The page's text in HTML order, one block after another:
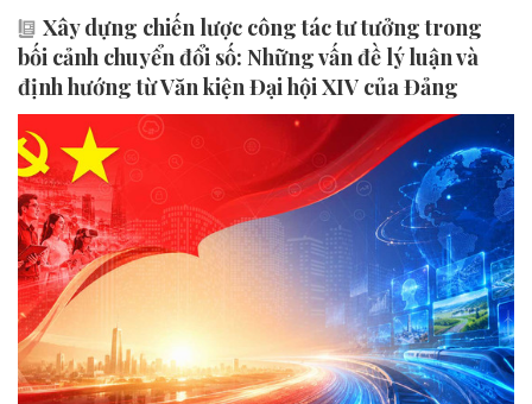
Xây dựng chiến lược công tác tư tưởng trong
bối cảnh chuyển đổi số: Những vấn đề lý luận và
định hướng từ Văn kiện Đại hội XIV của Đảng